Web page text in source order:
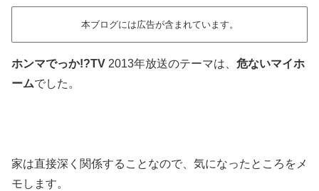
本ブログには広告が含まれています。
ホンマでっか!?TV 2013年放送のテーマは、 危ないマイホ
ームでした。
家は直接深く関係することなので、気になったところをメ
モします。